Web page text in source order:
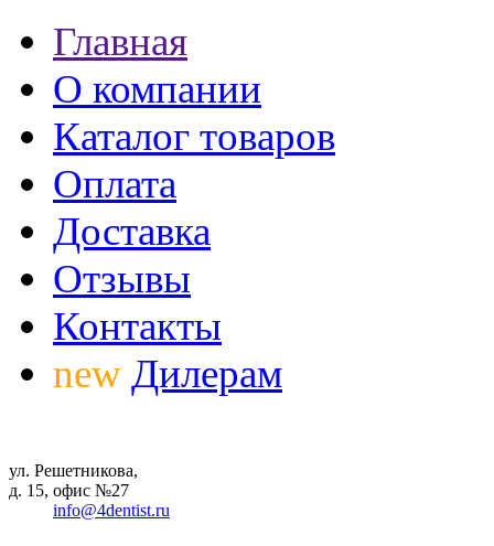
Главная
О компании
Каталог товаров
Оплата
Доставка
Отзывы
Контакты
new Дилерам
ул. Решетникова,
д. 15, офис №27
info@4dentist.ru